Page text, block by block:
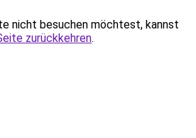
nicht besuchen möchtest, kannst
zurückkehren.